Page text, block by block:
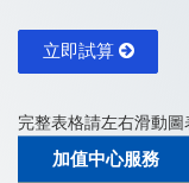
立即試算
完整表格請左右滑動圖
加值中心服務